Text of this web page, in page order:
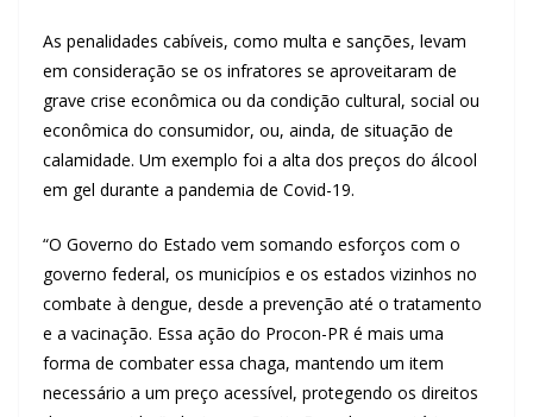
As penalidades cabíveis, como multa e sanções, levam
em consideração se os infratores se aproveitaram de
grave crise econômica ou da condição cultural, social ou
econômica do consumidor, ou, ainda, de situação de
calamidade. Um exemplo foi a alta dos preços do álcool
em gel durante a pandemia de Covid-19.
“O Governo do Estado vem somando esforços com o
governo federal, os municípios e os estados vizinhos no
combate à dengue, desde a prevenção até o tratamento
e a vacinação. Essa ação do Procon-PR é mais uma
forma de combater essa chaga, mantendo um item
necessário a um preço acessível, protegendo os direitos